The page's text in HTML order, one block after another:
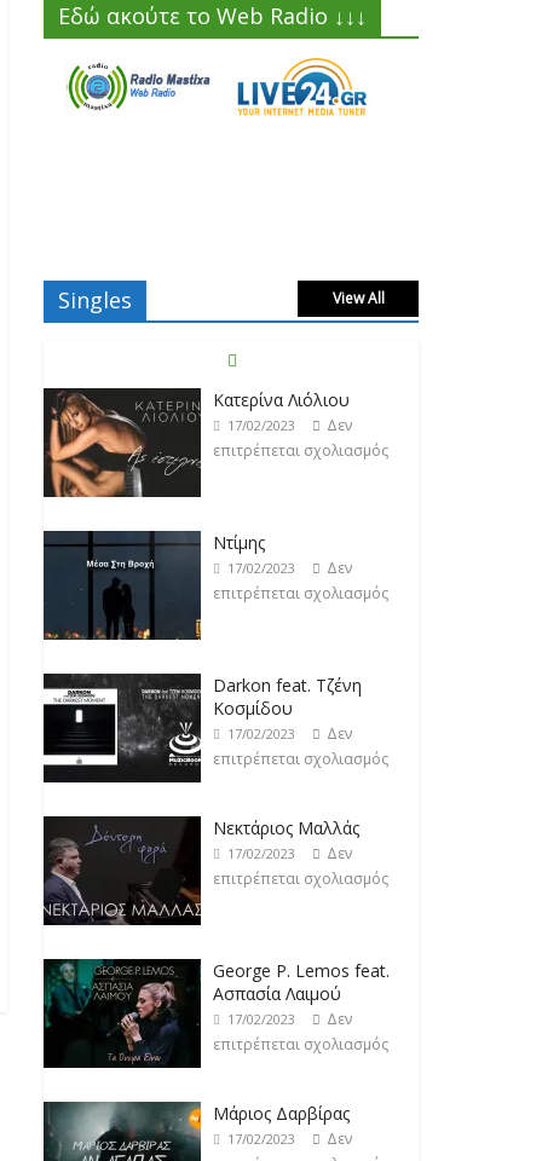
Εδώ ακούτε το Web Radio ↓↓↓
Singles View All
Ντίμης
17/02/2023
Δεν
επιτρέπεται σχολιασμός
Darkon feat. Τζένη
Κοσμίδου
17/02/2023
Δεν
Νεκτάριος Μαλλάς
17/02/2023
επιτρέπεται σχολιασμός
George P. Lemos feat.
Ασπασία Λαιμού
17/02/2023
Δεν
Μάριος Δαρβίρας
17/02/2023
Δεν
επιτρέπεται σχολιασμός
Klavdia
17/02/2023
Δεν